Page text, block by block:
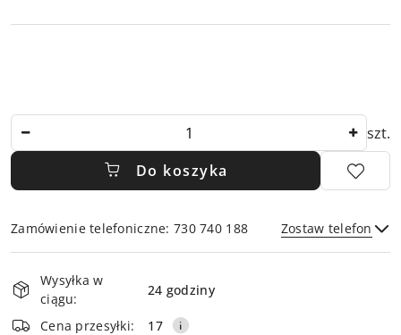
szt.
Do koszyka
Zamówienie telefoniczne: 730 740 188 Zostaw telefon
i
dostawa
Wysyłka w
ciągu:
24 godziny
Cena przesyłki: 17